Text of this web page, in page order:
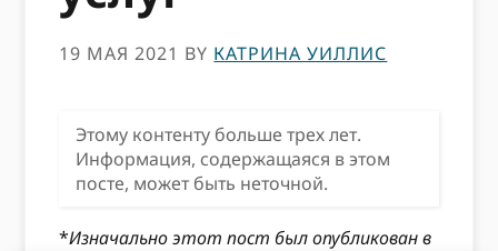
19 МАЯ 2021 BY КАТРИНА УИЛЛИС
Этому контенту больше трех лет.
Информация, содержащаяся в этом
посте, может быть неточной.
*Изначально этот пост был опубликован в